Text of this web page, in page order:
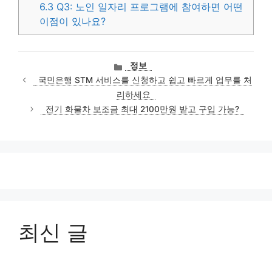
6.3 Q3: 노인 일자리 프로그램에 참여하면 어떤
이점이 있나요?
카
테
고
리
정보
국민은행 STM 서비스를 신청하고 쉽고 빠르게 업무를 처
리하세요
전기 화물차 보조금 최대 2100만원 받고 구입 가능?
최신 글